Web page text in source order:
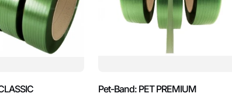
Pet-Band: PET PREMIUM